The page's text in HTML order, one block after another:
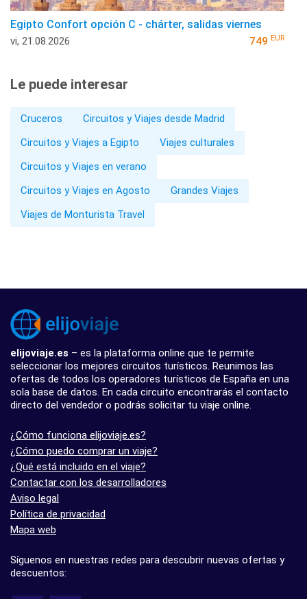
Egipto Confort opción C - chárter, salidas viernes
vi, 21.08.2026 749 EUR
Le puede interesar
Cruceros
Circuitos y Viajes desde Madrid
Circuitos y Viajes a Egipto
Viajes culturales
Circuitos y Viajes en verano
Circuitos y Viajes en Agosto
Grandes Viajes
Viajes de Monturista Travel
elijoviaje.es – es la plataforma online que te permite
seleccionar los mejores circuitos turísticos. Reunimos las
ofertas de todos los operadores turísticos de España en una
sola base de datos. En cada circuito encontrarás el contacto
directo del vendedor o podrás solicitar tu viaje online.
¿Cómo funciona elijoviaje.es?
¿Cómo puedo comprar un viaje?
¿Qué está incluido en el viaje?
Contactar con los desarrolladores
Aviso legal
Política de privacidad
Mapa web
Síguenos en nuestras redes para descubrir nuevas ofertas y
descuentos: